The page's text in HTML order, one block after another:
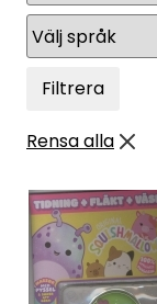
Filtrera
Rensa alla